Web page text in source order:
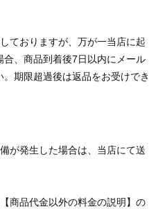
ておりますが、万が一当店に起
、商品到着後7日以内にメール
期限超過後は返品をお受けでき
が発生した場合は、当店にて送
商品代金以外の料金の説明】の